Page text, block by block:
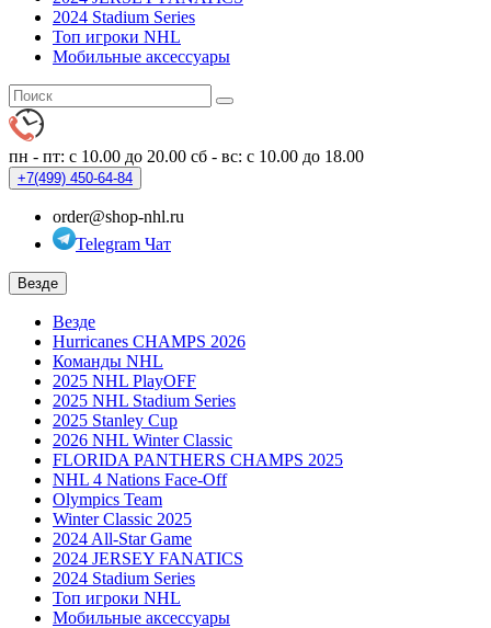
2024 Stadium Series
Топ игроки NHL
Мобильные аксессуары
пн - пт: с 10.00 до 20.00 сб - вс: с 10.00 до 18.00
+7(499) 450-64-84
order@shop-nhl.ru
Telegram Чат
Везде
Везде
Hurricanes CHAMPS 2026
Команды NHL
2025 NHL PlayOFF
2025 NHL Stadium Series
2025 Stanley Cup
2026 NHL Winter Classic
FLORIDA PANTHERS CHAMPS 2025
NHL 4 Nations Face-Off
Olympics Team
Winter Classic 2025
2024 All-Star Game
2024 JERSEY FANATICS
2024 Stadium Series
Топ игроки NHL
Мобильные аксессуары